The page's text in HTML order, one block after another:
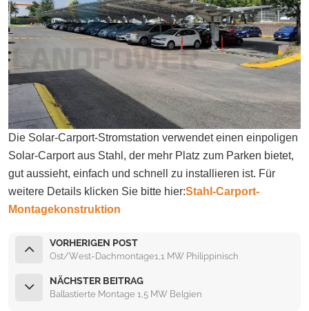
Die Solar-Carport-Stromstation verwendet einen einpoligen
Solar-Carport aus Stahl, der mehr Platz zum Parken bietet,
gut aussieht, einfach und schnell zu installieren ist. Für
weitere Details klicken Sie bitte hier:Stahl-Carport-
Montagekonstruktion
VORHERIGEN POST
Ost/West-Dachmontage1,1 MW Philippinisch
NÄCHSTER BEITRAG
Ballastierte Montage 1,5 MW Belgien